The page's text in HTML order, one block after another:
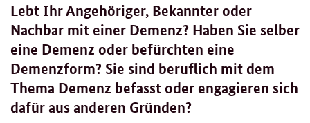
Lebt Ihr Angehöriger, Bekannter oder
Nachbar mit einer Demenz? Haben Sie selber
eine Demenz oder befürchten eine
Demenzform? Sie sind beruflich mit dem
Thema Demenz befasst oder engagieren sich
dafür aus anderen Gründen?